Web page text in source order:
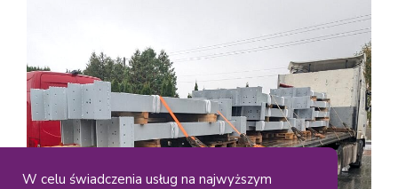
W celu świadczenia usług na najwyższym